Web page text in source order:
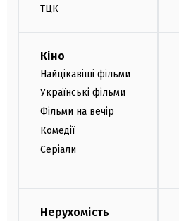
ТЦК
Кіно
Найцікавіші фільми
Українські фільми
Фільми на вечір
Комедії
Серіали
Нерухомість